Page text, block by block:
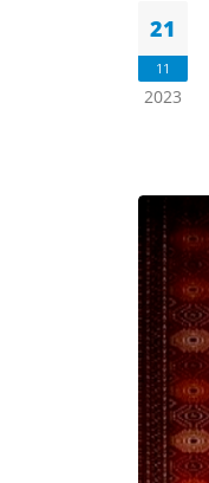
21
11
2023